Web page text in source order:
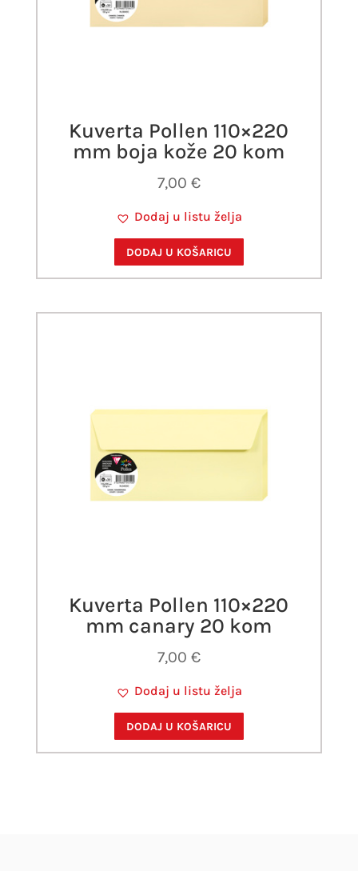
Kuverta Pollen 110×220
mm boja kože 20 kom
7,00 €
Dodaj u listu želja
DODAJ U KOŠARICU
Kuverta Pollen 110×220
mm canary 20 kom
7,00 €
Dodaj u listu želja
DODAJ U KOŠARICU